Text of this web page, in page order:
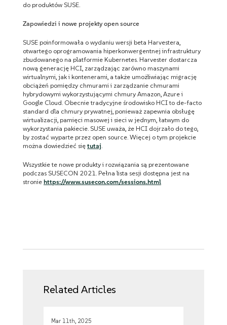
do produktów SUSE.
Zapowiedzi i nowe projekty open source
SUSE poinformowała o wydaniu wersji beta Harvestera,
otwartego oprogramowania hiperkonwergentnej infrastruktury
zbudowanego na platformie Kubernetes. Harvester dostarcza
nową generację HCI, zarządzając zarówno maszynami
wirtualnymi, jak i kontenerami, a także umożliwiając migrację
obciążeń pomiędzy chmurami i zarządzanie chmurami
hybrydowymi wykorzystującymi chmury Amazon, Azure i
Google Cloud. Obecnie tradycyjne środowisko HCI to de-facto
standard dla chmury prywatnej, ponieważ zapewnia obsługę
wirtualizacji, pamięci masowej i sieci w jednym, łatwym do
wykorzystania pakiecie. SUSE uważa, że HCI dojrzało do tego,
by zostać wyparte przez open source. Więcej o tym projekcie
można dowiedzieć się tutaj
Wszystkie te nowe produkty i rozwiązania są prezentowane
podczas SUSECON 2021. Pełna lista sesji dostępna jest na
stronie https://www.susecon.com/sessions.html
Related Articles
Mar 11th, 2025